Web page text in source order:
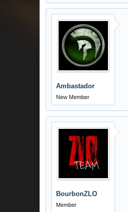
Ambastador
New Member
BourbonZLO
Member